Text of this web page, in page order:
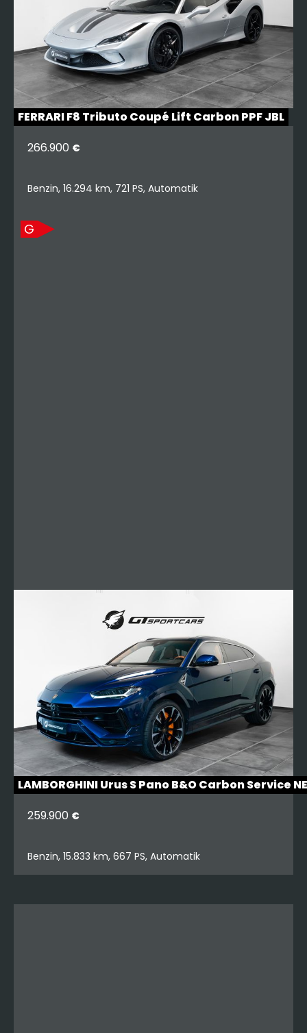
FERRARI F8 Tributo Coupé Lift Carbon PPF JBL
266.900 €
Benzin, 16.294 km, 721 PS, Automatik
G
LAMBORGHINI Urus S Pano B&O Carbon Service
259.900 €
Benzin, 15.833 km, 667 PS, Automatik